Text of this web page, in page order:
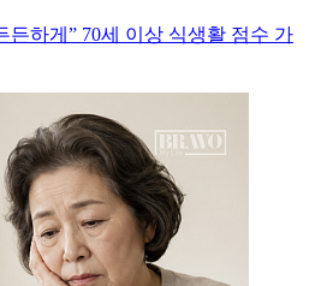
든하게” 70세 이상 식생활 점수 가